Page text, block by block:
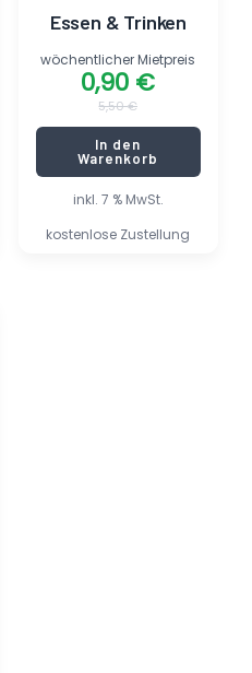
inkl. 7 % MwSt.
kostenlose Zustellung
Essen & Trinken
5,50€
0,90 €
wöchentlicher Mietpreis
In den
Warenkorb